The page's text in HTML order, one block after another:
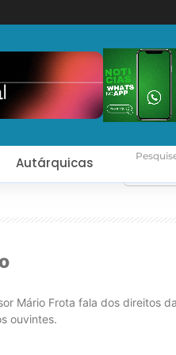
Autárquicas
Mário Frota fala dos direitos
ouvintes.